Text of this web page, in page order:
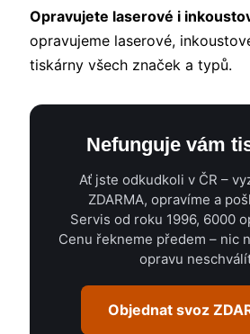
Opravujete laserové i
opravujeme laserové,
tiskárny všech značek a typů.
Nefunguje vám
Ať jste odkudkoli v ČR –
ZDARMA, opravíme a
Servis od roku 1996, 6000
Cenu řekneme předem – nic
opravu
Objednat svoz